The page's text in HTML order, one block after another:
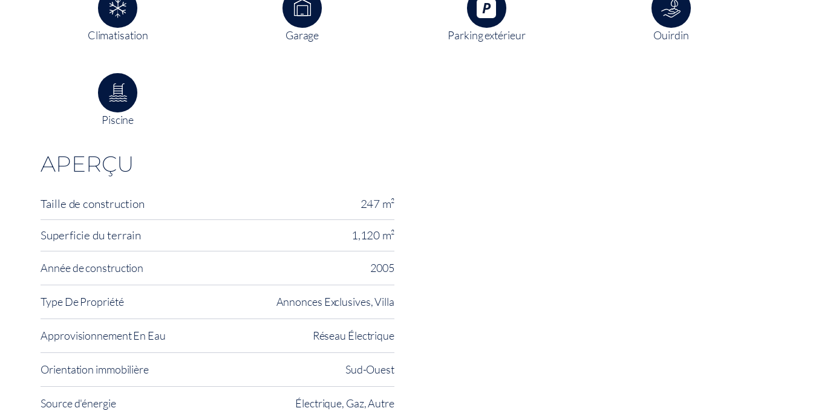
Climatisation Garage Parking extérieur Ouirdin
Piscine
APERÇU
Taille de construction 247 m²
Superficie du terrain 1,120 m²
Année de construction 2005
Type De Propriété Annonces Exclusives, Villa
Approvisionnement En Eau Réseau Électrique
Orientation immobilière Sud-Ouest
Source d'énergie Électrique, Gaz, Autre